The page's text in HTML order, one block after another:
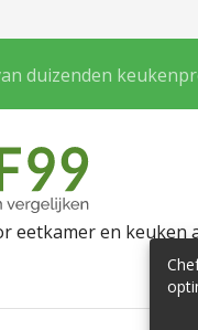
duizenden
eetkamer en keuken